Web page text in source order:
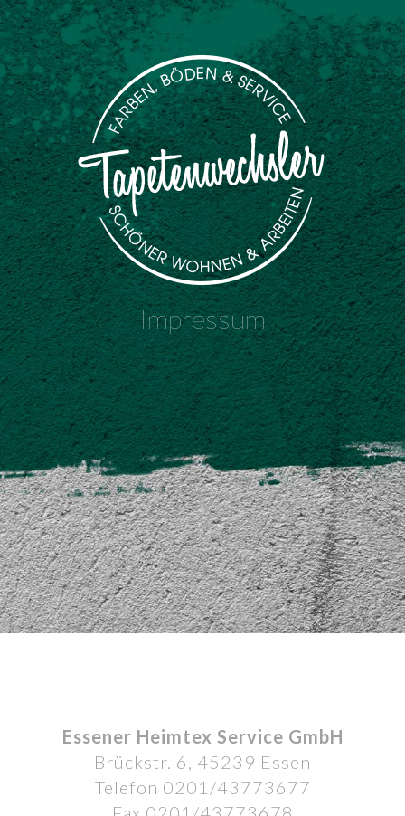
Impressum
Essener Heimtex Service GmbH
Brückstr. 6, 45239 Essen
Telefon 0201/43773677